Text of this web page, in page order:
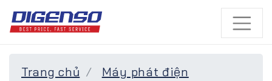
Trang chủ
Máy phát điện